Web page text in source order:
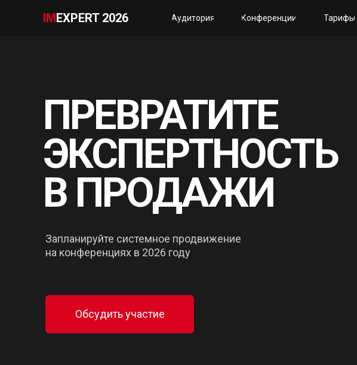
Тарифы
Аудитория
IMEXPERT 2026 Конференции
ПРЕВРАТИТЕ
ЭКСПЕРТНОСТЬ
В ПРОДАЖИ
Запланируйте системное продвижение
на конференциях в 2026 году
Обсудить участие